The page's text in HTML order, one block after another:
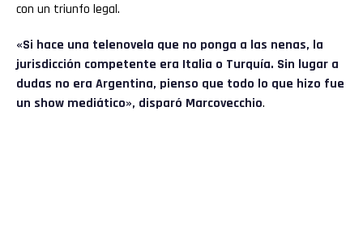
con un triunfo legal.
«Si hace una telenovela que no ponga a las nenas, la
jurisdicción competente era Italia o Turquía. Sin lugar a
dudas no era Argentina, pienso que todo lo que hizo fue
un show mediático», disparó Marcovecchio.